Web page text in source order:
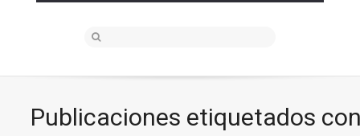
Publicaciones etiquetados